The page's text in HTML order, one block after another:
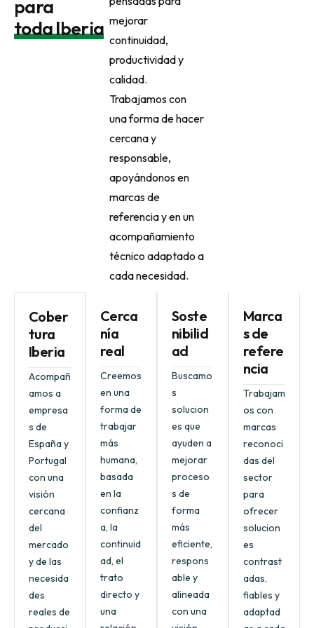
línea.
Acompañamos
a cada
VER SOLUCIÓN
precisión,
automatización,
trazabilidad y
control de
calidad en
clave de
producción.
VER SOLUCIÓN
para
toda Iberia mejorar
continuidad,
productividad y
calidad.
Trabajamos con
una forma de hacer
cercana y
responsable,
apoyándonos en
marcas de
referencia y en un
acompañamiento
técnico adaptado a
cada necesidad.
Cober
tura
Iberia
Acompañ
amos a
empresa
s de
España y
Portugal
con una
visión
cercana
del
mercado
y de las
necesida
des
reales de
Cerca
nía
real
Creemos
en una
forma de
trabajar
más
humana,
basada
en la
confianz
a, la
continuid
ad, el
trato
directo y
una
Soste
nibilid
ad
Buscamo
s
solucion
es que
ayuden a
mejorar
proceso
s de
forma
más
eficiente,
respons
able y
alineada
con una
Marca
s de
refere
ncia
Trabajam
os con
marcas
reconoci
das del
sector
para
ofrecer
solucion
es
contrast
adas,
fiables y
adaptad